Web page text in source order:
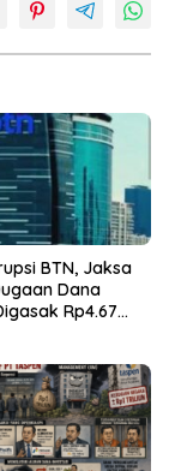
BTN, Jaksa
Dana
Rp4.67